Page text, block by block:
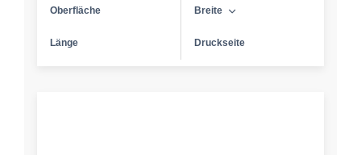
Oberfläche Breite
Länge Druckseite